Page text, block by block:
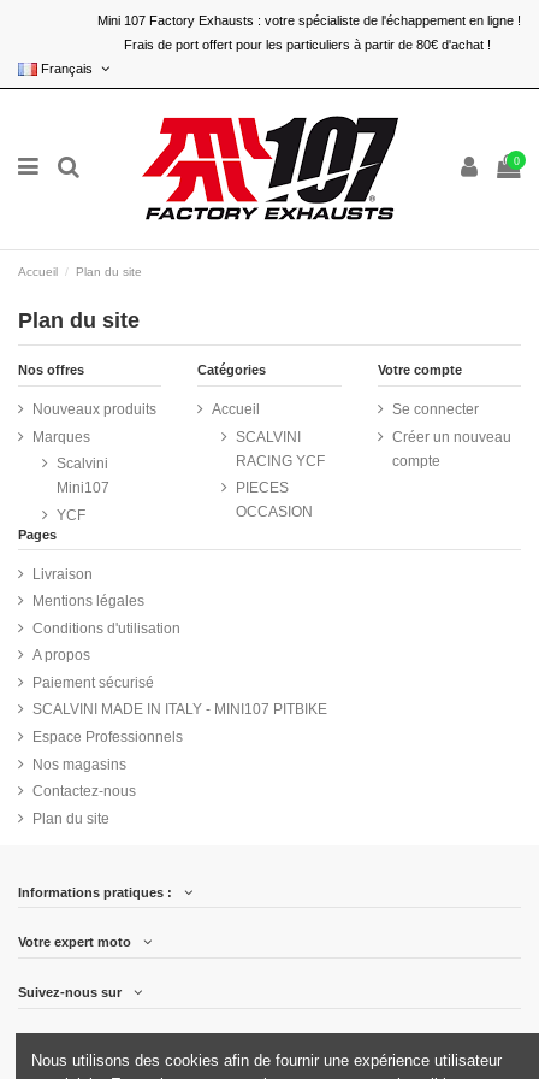
Mini 107 Factory Exhausts : votre spécialiste de l'échappement en ligne !
Frais de port offert pour les particuliers à partir de 80€ d'achat !
Français
0
Accueil Plan du site
Plan du site
Nos offres
Nouveaux produits
Marques
Scalvini
Mini107
YCF
Catégories
Accueil
SCALVINI
RACING YCF
PIECES
OCCASION
Votre compte
Se connecter
Créer un nouveau
compte
Pages
Livraison
Mentions légales
Conditions d'utilisation
A propos
Paiement sécurisé
SCALVINI MADE IN ITALY - MINI107 PITBIKE
Espace Professionnels
Nos magasins
Contactez-nous
Plan du site
Informations pratiques :
Votre expert moto
Suivez-nous sur
Nous utilisons des cookies afin de fournir une expérience utilisateur